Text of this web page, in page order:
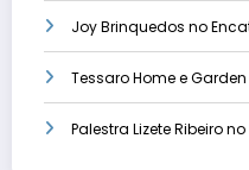
Joy Brinquedos no
Tessaro Home e
Palestra Lizete Ribeiro